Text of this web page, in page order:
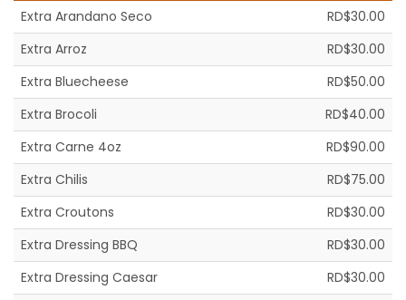
Extra Arandano Seco
RD$30.00
Extra Arroz
RD$30.00
Extra Bluecheese
RD$50.00
Extra Brocoli
RD$40.00
Extra Carne 4oz
RD$90.00
Extra Chilis
RD$75.00
Extra Croutons
RD$30.00
Extra Dressing BBQ
RD$30.00
Extra Dressing Caesar
RD$30.00